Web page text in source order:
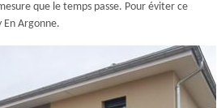
que le temps passe. Pour éviter ce
En Argonne.